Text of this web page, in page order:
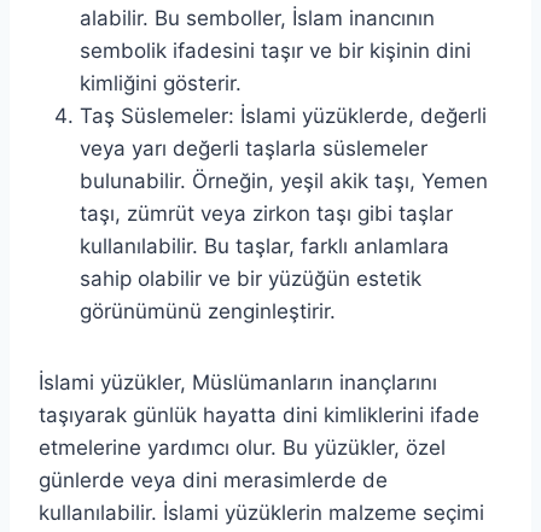
alabilir. Bu semboller, İslam inancının
sembolik ifadesini taşır ve bir kişinin dini
kimliğini gösterir.
Taş Süslemeler: İslami yüzüklerde, değerli
veya yarı değerli taşlarla süslemeler
bulunabilir. Örneğin, yeşil akik taşı, Yemen
taşı, zümrüt veya zirkon taşı gibi taşlar
kullanılabilir. Bu taşlar, farklı anlamlara
sahip olabilir ve bir yüzüğün estetik
görünümünü zenginleştirir.
İslami yüzükler, Müslümanların inançlarını
taşıyarak günlük hayatta dini kimliklerini ifade
etmelerine yardımcı olur. Bu yüzükler, özel
günlerde veya dini merasimlerde de
kullanılabilir. İslami yüzüklerin malzeme seçimi